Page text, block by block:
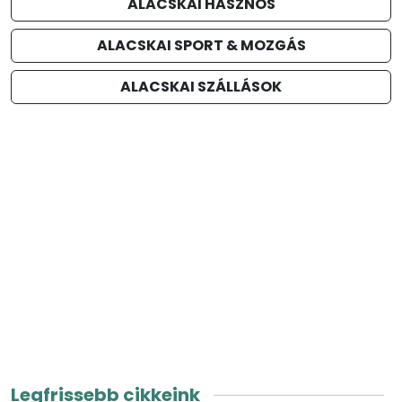
ALACSKAI SPORT & MOZGÁS
ALACSKAI SZÁLLÁSOK
Legfrissebb cikkeink